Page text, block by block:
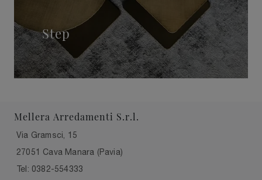
Step
Mellera Arredamenti S.r.l.
Via Gramsci, 15
27051 Cava Manara (Pavia)
Tel: 0382-554333